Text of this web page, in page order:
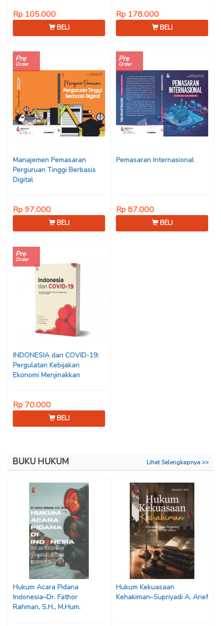
Rp 105.000
BELI
Rp 178.000
BELI
Pre
Order
Manajemen Pemasaran
Perguruan Tinggi Berbasis
Digital
Rp 97.000
BELI
Pre
Order
Pemasaran Internasional
Rp 87.000
BELI
Pre
Order
INDONESIA dan COVID-19:
Pergulatan Kebijakan
Ekonomi Menjinakkan
Rp 70.000
BELI
BUKU HUKUM Lihat Selengkapnya >>
Hukum Acara Pidana
Indonesia–Dr. Fathor
Rahman, S.H., M.Hum.
Hukum Kekuasaan
Kehakiman–Supriyadi A. Arief